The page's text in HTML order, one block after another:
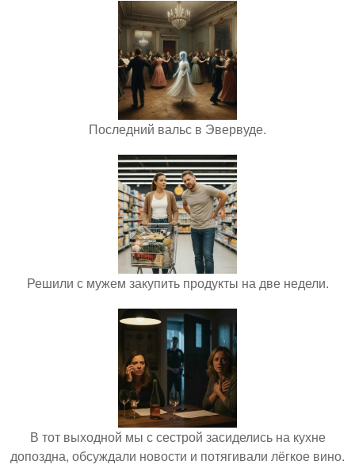
Последний вальс в Эвервуде.
Решили с мужем закупить продукты на две недели.
В тот выходной мы с сестрой засиделись на кухне
допоздна, обсуждали новости и потягивали лёгкое вино.